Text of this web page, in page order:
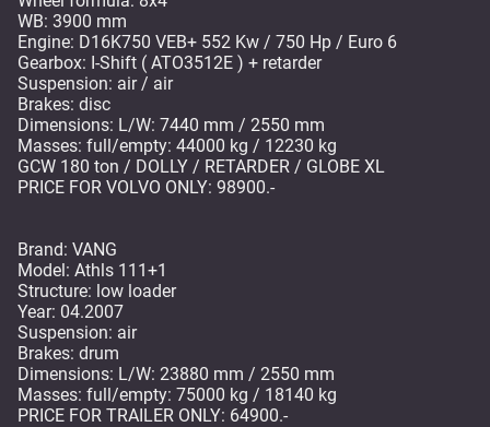
WB: 3900 mm
Engine: D16K750 VEB+ 552 Kw / 750 Hp / Euro 6
Gearbox: I-Shift ( ATO3512E ) + retarder
Suspension: air / air
Brakes: disc
Dimensions: L/W: 7440 mm / 2550 mm
Masses: full/empty: 44000 kg / 12230 kg
GCW 180 ton / DOLLY / RETARDER / GLOBE XL
PRICE FOR VOLVO ONLY: 98900.-
Brand: VANG
Model: Athls 111+1
Structure: low loader
Year: 04.2007
Suspension: air
Brakes: drum
Dimensions: L/W: 23880 mm / 2550 mm
Masses: full/empty: 75000 kg / 18140 kg
PRICE FOR TRAILER ONLY: 64900.-